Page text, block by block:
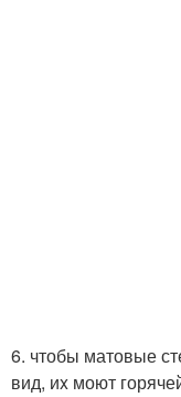
6. чтобы матовые
вид, иx моют